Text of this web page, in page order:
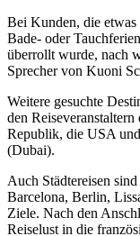
Bei Kunden, die
Bade- oder
überrollt wurde, nach
Sprecher von Kuoni
Weitere gesuchte
den
Republik, die USA
(Dubai).
Auch Städtereisen
Barcelona, Berlin,
Ziele. Nach den
Reiselust in die